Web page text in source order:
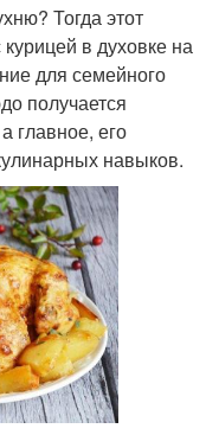
Тогда этот
в духовке на
для семейного
получается
главное, его
навыков.